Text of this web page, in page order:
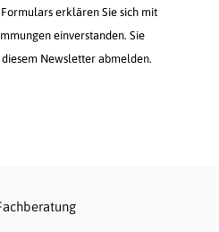
erklären Sie sich mit
einverstanden. Sie
Newsletter abmelden.